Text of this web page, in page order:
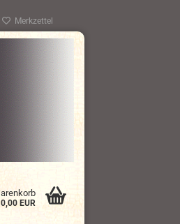
Merkzettel
0,00 EUR